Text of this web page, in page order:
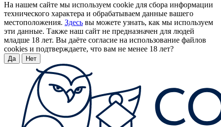
На нашем сайте мы используем cookie для сбора информации
технического характера и обрабатываем данные вашего
местоположения. Здесь вы можете узнать, как мы используем
эти данные. Также наш сайт не предназначен для людей
младше 18 лет. Вы даёте согласие на использование файлов
cookies и подтверждаете, что вам не менее 18 лет?
Да Нет